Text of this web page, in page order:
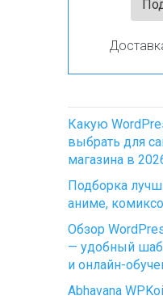
Какую
выбрать для
магазина в
Подборка
аниме,
Обзор
— удобный
и онлайн-
Abhavana